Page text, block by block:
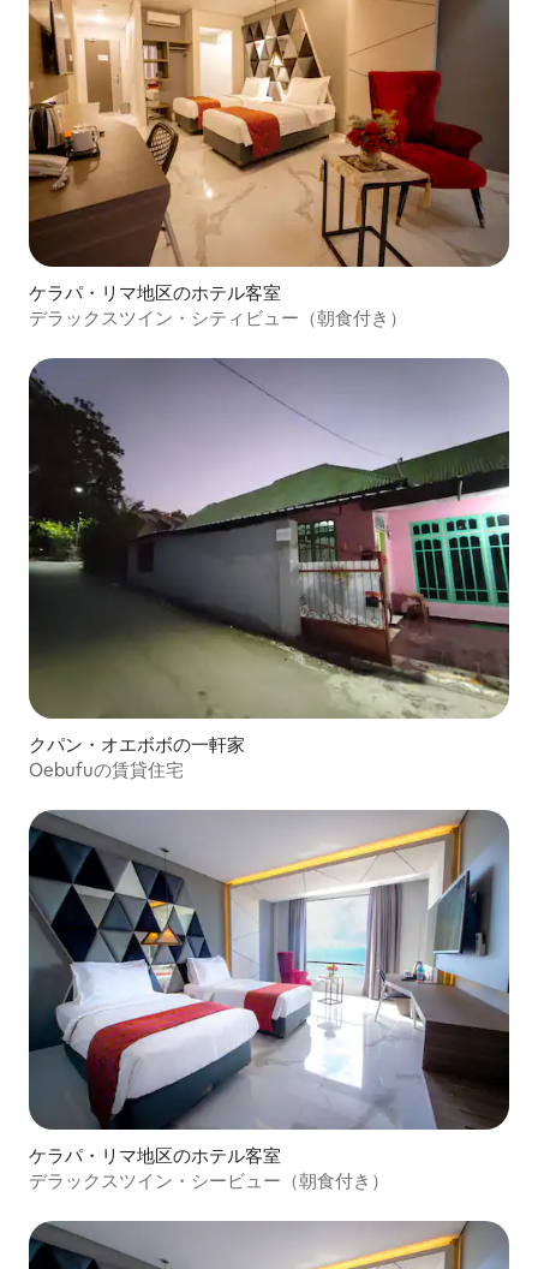
ケラパ・リマ地区のホテル客室
デラックスツイン・シティビュー（朝食付き）
クパン・オエボボの一軒家
Oebufuの賃貸住宅
ケラパ・リマ地区のホテル客室
デラックスツイン・シービュー（朝食付き）